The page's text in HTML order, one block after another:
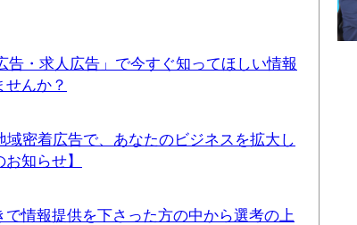
告・求人広告」で今すぐ知ってほしい情報
んか？
密着広告で、あなたのビジネスを拡大し
知らせ】
で情報提供を下さった方の中から選考の上